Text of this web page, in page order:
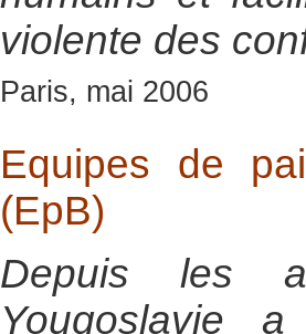
violente des
Paris, mai 2006
Equipes de
(EpB)
Depuis les
Yougoslavie